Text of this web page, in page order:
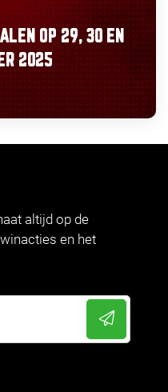
OP 29, 30 EN
2025
altijd op de
en het